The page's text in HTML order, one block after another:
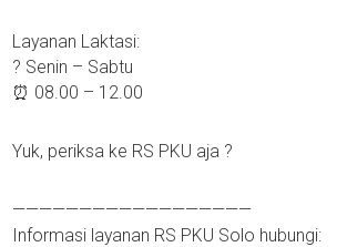
Layanan Laktasi:
? Senin – Sabtu
⏰ 08.00 – 12.00
Yuk, periksa ke RS PKU aja ?
——————————————————
Informasi layanan RS PKU Solo hubungi: